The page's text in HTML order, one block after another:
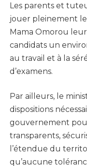
Les parents et
jouer pleinement
Mama Omorou
candidats un
au travail et à la
d’examens.
Par ailleurs, le
dispositions
gouvernement
transparents,
l’étendue du
qu’aucune